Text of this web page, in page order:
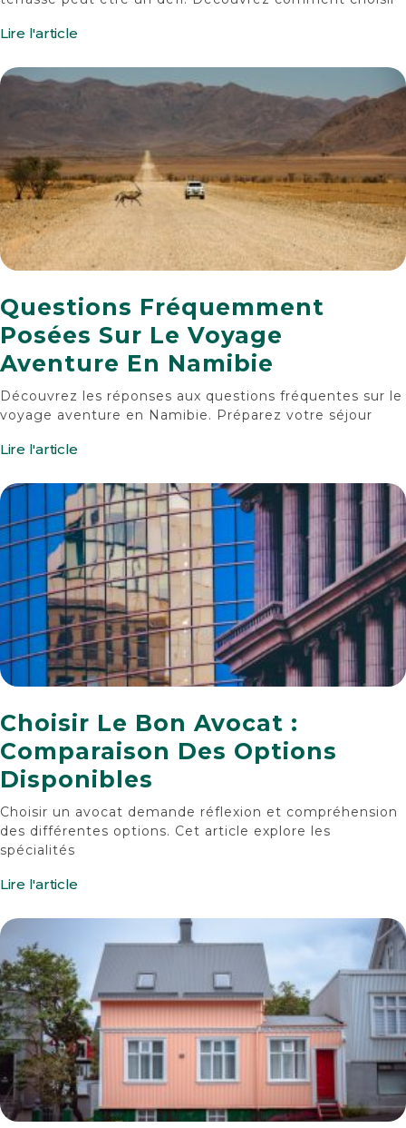
Lire l'article
Questions Fréquemment
Posées Sur Le Voyage
Aventure En Namibie
Découvrez les réponses aux questions fréquentes sur le
voyage aventure en Namibie. Préparez votre séjour
Lire l'article
Choisir Le Bon Avocat :
Comparaison Des Options
Disponibles
Choisir un avocat demande réflexion et compréhension
des différentes options. Cet article explore les
spécialités
Lire l'article